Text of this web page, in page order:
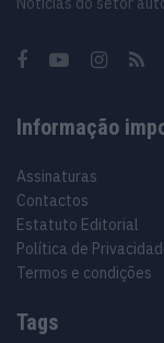
Informação
Assinaturas
Contactos
Estatuto Editorial
Política de
Termos e condições
Tags